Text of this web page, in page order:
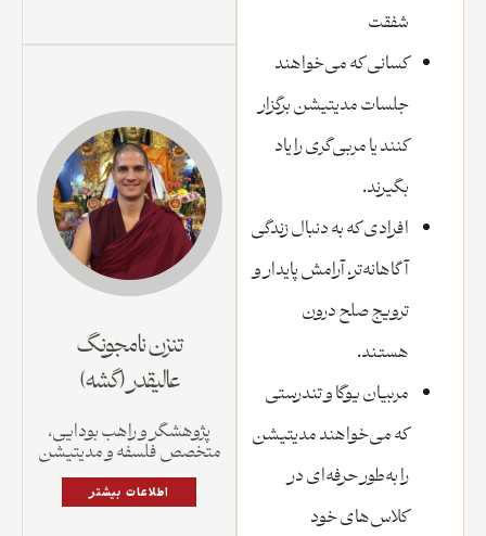
تنزن نامجونگ
عالیقدر (گشه)
پژوهشگر و راهب بودایی،
متخصص فلسفه و مدیتیشن
اطلاعات بیشتر
شفقت
کسانی که می‌خواهند
جلسات مدیتیشن برگزار
کنند یا مربی‌گری را یاد
بگیرند.
افرادی که به دنبال زندگی
آگاهانه‌تر، آرامش پایدار و
ترویج صلح درون
هستند.
مربیان یوگا و تندرستی
که می‌خواهند مدیتیشن
را به‌طور حرفه‌ای در
کلاس‌های خود